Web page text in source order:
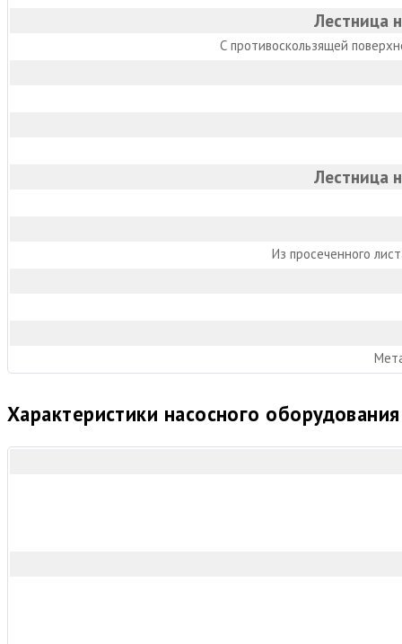
Лестница
С противоскользящей
Лестница
Из просеченного
Характеристики насосного оборудования